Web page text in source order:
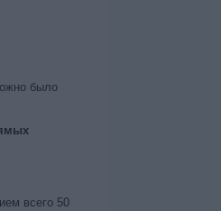
было
всего 50